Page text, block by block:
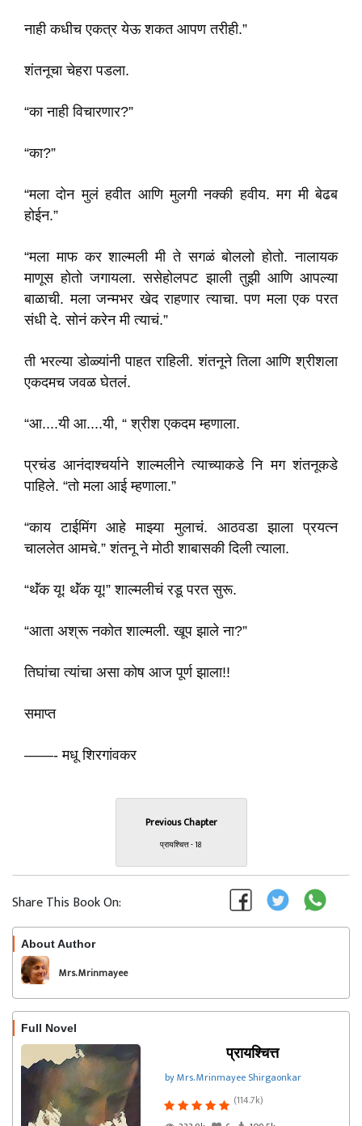
नाही कधीच एकत्र येऊ शकत आपण तरीही.”
शंतनूचा चेहरा पडला.
“का नाही विचारणार?”
“का?”
“मला दोन मुलं हवीत आणि मुलगी नक्की हवीय. मग मी बेढब
होईन.”
“मला माफ कर शाल्मली मी ते सगळं बोललो होतो. नालायक
माणूस होतो जगायला. ससेहोलपट झाली तुझी आणि आपल्या
बाळाची. मला जन्मभर खेद राहणार त्याचा. पण मला एक परत
संधी दे. सोनं करेन मी त्याचं.”
ती भरल्या डोळ्यांनी पाहत राहिली. शंतनूने तिला आणि श्रीशला
एकदमच जवळ घेतलं.
“आ....यी आ....यी, “ श्रीश एकदम म्हणाला.
प्रचंड आनंदाश्चर्याने शाल्मलीने त्याच्याकडे नि मग शंतनूकडे
पाहिले. “तो मला आई म्हणाला.”
“काय टाईमिंग आहे माझ्या मुलाचं. आठवडा झाला प्रयत्न
चाललेत आमचे.” शंतनू ने मोठी शाबासकी दिली त्याला.
“थॅंक यू! थॅंक यू!” शाल्मलीचं रडू परत सुरू.
“आता अश्रू नकोत शाल्मली. खूप झाले ना?”
तिघांचा त्यांचा असा कोष आज पूर्ण झाला!!
समाप्त
——- मधू शिरगांवकर
Previous Chapter
प्रायश्चित्त - 18
Share This Book On:
About Author
Mrs. Mrinmayee
Shirgaonkar
Full Novel
प्रायश्चित्त
by Mrs. Mrinmayee Shirgaonkar
(114.7k)